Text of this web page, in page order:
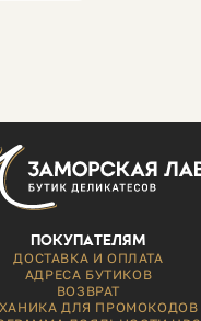
ПОКУПАТЕЛЯМ
ДОСТАВКА И ОПЛАТА
АДРЕСА БУТИКОВ
ВОЗВРАТ
ДЛЯ ПРОМОКОДОВ